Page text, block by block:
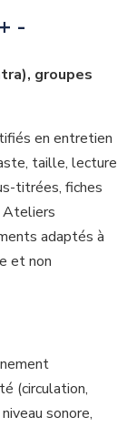
+ -
groupes
en entretien
taille, lecture
titrées, fiches
Ateliers
adaptés à
et non
(circulation,
sonore,